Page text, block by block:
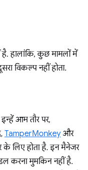
हालांकि, कुछ मामलों में
विकल्प नहीं होता.
आम तौर पर,
TamperMonkey और
लिए होता है. इन मैनेजर
करना मुमकिन नहीं है.